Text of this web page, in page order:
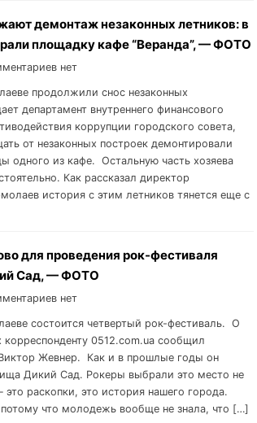
демонтаж незаконных летников: в
площадку кафе “Веранда”, — ФОТО
нет
продолжили снос незаконных
департамент внутреннего финансового
коррупции городского совета,
от незаконных построек демонтировали
одного из кафе. Остальную часть хозяева
Как рассказал директор
история с этим летников тянется еще с
для проведения рок-фестиваля
Сад, — ФОТО
нет
состоится четвертый рок-фестиваль. О
корреспонденту 0512.com.ua сообщил
Жевнер. Как и в прошлые годы он
Дикий Сад. Рокеры выбрали это место не
раскопки, это история нашего города.
что молодежь вообще не знала, что […]